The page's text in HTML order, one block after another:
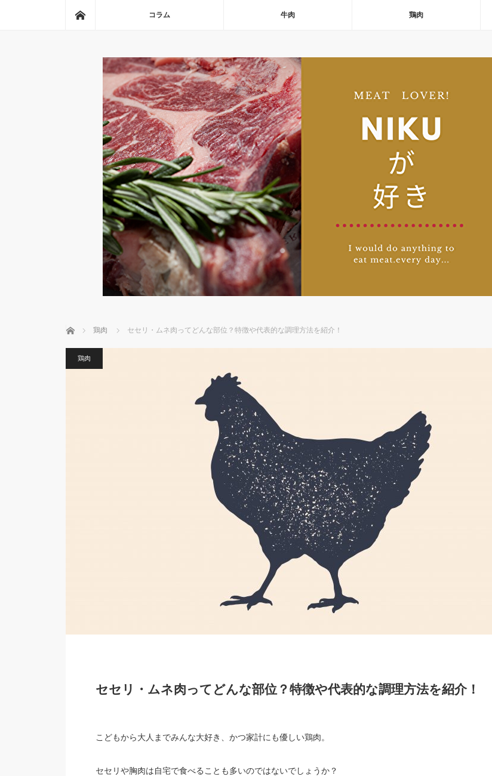
コラム 牛肉 鶏肉
ホーム 鶏肉 セセリ・ムネ肉ってどんな部位？特徴や代表的な調理方法を紹介！
鶏肉
セセリ・ムネ肉ってどんな部位？特徴や代表的な調理方法を紹介！
こどもから大人までみんな大好き、かつ家計にも優しい鶏肉。
セセリや胸肉は自宅で食べることも多いのではないでしょうか？